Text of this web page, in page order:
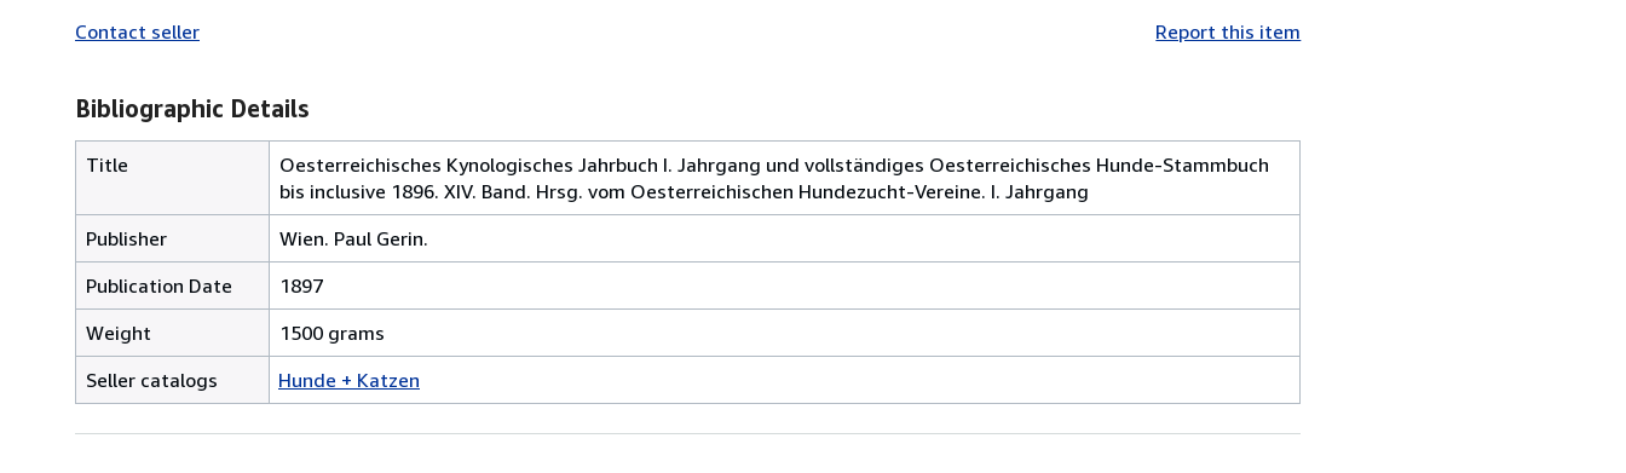
Contact seller
Report this item
Bibliographic Details
Title
Oesterreichisches Kynologisches Jahrbuch I. Jahrgang und vollständiges Oesterreichisches Hunde-Stammbuch
bis inclusive 1896. XIV. Band. Hrsg. vom Oesterreichischen Hundezucht-Vereine. I. Jahrgang
Publisher
Wien. Paul Gerin.
Publication Date
1897
Weight
1500 grams
Seller catalogs
Hunde + Katzen